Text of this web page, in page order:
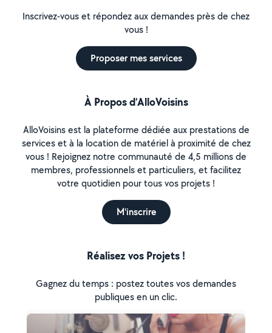
Inscrivez-vous et répondez aux demandes près de chez
vous !
Proposer mes services
À Propos d’AlloVoisins
AlloVoisins est la plateforme dédiée aux prestations de
services et à la location de matériel à proximité de chez
vous ! Rejoignez notre communauté de 4,5 millions de
membres, professionnels et particuliers, et facilitez
votre quotidien pour tous vos projets !
M'inscrire
Réalisez vos Projets !
Gagnez du temps : postez toutes vos demandes
publiques en un clic.